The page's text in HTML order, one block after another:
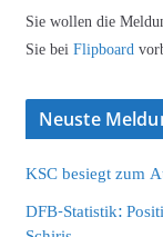
Sie wollen die
Sie beiFlipboard
Neuste
KSC besiegt zum
DFB-Statistik: